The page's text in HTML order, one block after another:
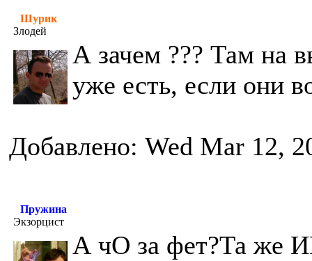
Шурик
Злодей
А зачем ??? Там на
уже есть, если они
Добавлено: Wed Mar 12,
Пружина
Экзорцист
А чО за фет?Та же